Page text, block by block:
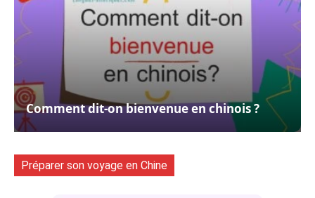
Comment dit-on bienvenue en chinois ?
Préparer son voyage en Chine